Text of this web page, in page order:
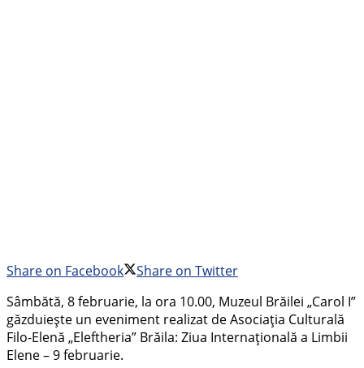
Share on Facebook
Share on Twitter
Sâmbătă, 8 februarie, la ora 10.00, Muzeul Brăilei „Carol I”
găzduiește un eveniment realizat de Asociația Culturală
Filo-Elenă „Eleftheria” Brăila: Ziua Internațională a Limbii
Elene – 9 februarie.